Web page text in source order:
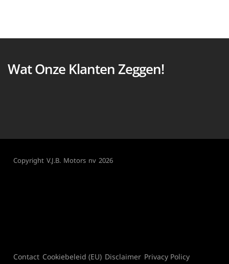
Wat Onze Klanten Zeggen!
Copyright V.J.B. Motors nv 2026
Contact Cookiebeleid (EU) Disclaimer Privacy Policy